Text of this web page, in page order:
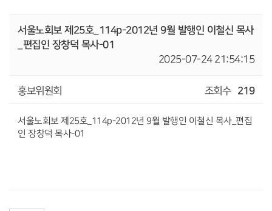
서울노회보 제25호_114p-2012년 9월 발행인 이철신 목사
_편집인 장창덕 목사-01
2025-07-24 21:54:15
홍보위원회 조회수 219
서울노회보 제25호_114p-2012년 9월 발행인 이철신 목사_편집
인 장창덕 목사-01